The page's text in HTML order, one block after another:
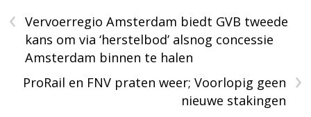
‹
Vervoerregio Amsterdam biedt GVB tweede
kans om via ‘herstelbod’ alsnog concessie
Amsterdam binnen te halen
›
ProRail en FNV praten weer; Voorlopig geen
nieuwe stakingen